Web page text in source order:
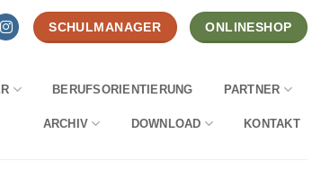
SCHULMANAGER ONLINESHOP
BERUFSORIENTIERUNG PARTNER
ARCHIV DOWNLOAD KONTAKT